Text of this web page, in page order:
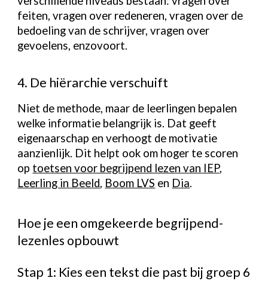
feiten, vragen over redeneren, vragen over de
bedoeling van de schrijver, vragen over
gevoelens, enzovoort.
4. De hiërarchie verschuift
Niet de methode, maar de leerlingen bepalen
welke informatie belangrijk is. Dat geeft
eigenaarschap en verhoogt de motivatie
aanzienlijk. Dit helpt ook om hoger te scoren
op toetsen voor begrijpend lezen van IEP,
Leerling in Beeld, Boom LVS en Dia.
Hoe je een omgekeerde begrijpend-
lezenles opbouwt
Stap 1: Kies een tekst die past bij groep 6